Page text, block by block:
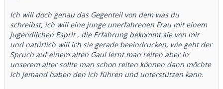
Ich will doch genau das Gegenteil von dem was du
schreibst, ich will eine junge unerfahrenen Frau mit einem
jugendlichen Esprit , die Erfahrung bekommt sie von mir
und natürlich will ich sie gerade beeindrucken, wie geht der
Spruch auf einem alten Gaul lernt man reiten aber in
unserem alter sollte man schon reiten können dann möchte
ich jemand haben den ich führen und unterstützen kann.